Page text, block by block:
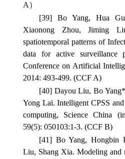
A）
[39] Bo Yang, Hua
Xiaonong Zhou, Jiming
spatiotemporal patterns of
data for active surveillance
Conference on Artificial
2014: 493-499. (CCF A)
[40] Dayou Liu, Bo
Yong Lai. Intelligent CPSS
computing, Science China
59(5): 050103:1-3. (CCF B)
[41] Bo Yang, Hongbin
Liu, Shang Xia. Modeling and